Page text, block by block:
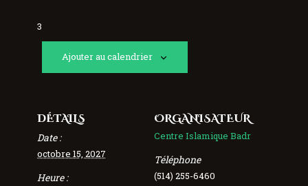
3
Ajouter au calendrier
DÉTAILS
Date :
octobre 15, 2027
Heure :
ORGANISATEUR
Centre Islamique Badr
Téléphone
(514) 255-6460